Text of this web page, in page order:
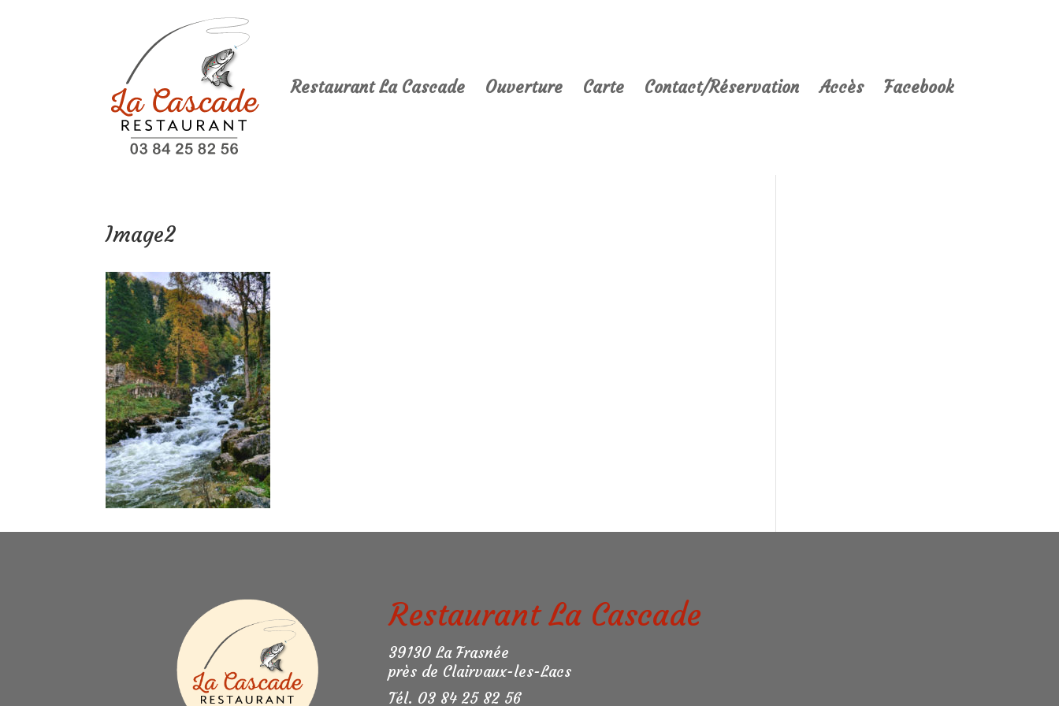
Restaurant La Cascade Ouverture Carte Contact/Réservation Accès Facebook
Image2
Restaurant La Cascade
39130 La Frasnée
près de Clairvaux-les-Lacs
Tél. 03 84 25 82 56